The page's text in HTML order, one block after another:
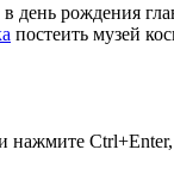
рождения
постеить музей